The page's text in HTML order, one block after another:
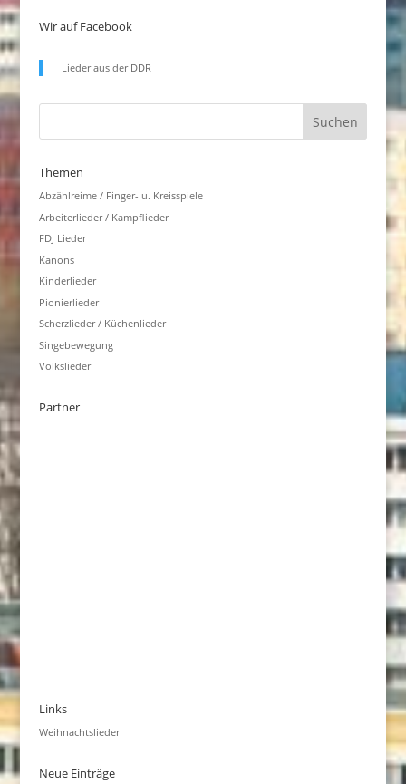
Wir auf Facebook
Lieder aus der DDR
Themen
Abzählreime / Finger- u. Kreisspiele
Arbeiterlieder / Kampflieder
FDJ Lieder
Kanons
Kinderlieder
Pionierlieder
Scherzlieder / Küchenlieder
Singebewegung
Volkslieder
Partner
Links
Weihnachtslieder
Neue Einträge